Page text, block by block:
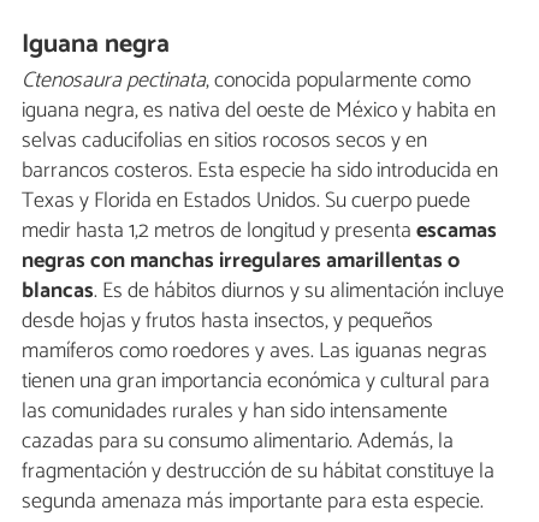
Iguana negra
Ctenosaura pectinata, conocida popularmente como
iguana negra, es nativa del oeste de México y habita en
selvas caducifolias en sitios rocosos secos y en
barrancos costeros. Esta especie ha sido introducida en
Texas y Florida en Estados Unidos. Su cuerpo puede
medir hasta 1,2 metros de longitud y presentaescamas
negras con manchas irregulares amarillentas o
blancas. Es de hábitos diurnos y su alimentación incluye
desde hojas y frutos hasta insectos, y pequeños
mamíferos como roedores y aves. Las iguanas negras
tienen una gran importancia económica y cultural para
las comunidades rurales y han sido intensamente
cazadas para su consumo alimentario. Además, la
fragmentación y destrucción de su hábitat constituye la
segunda amenaza más importante para esta especie.